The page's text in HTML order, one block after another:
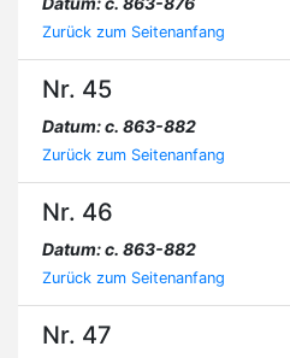
Zurück zum Seitenanfang
Nr. 45
Datum: c. 863-882
Zurück zum Seitenanfang
Nr. 46
Datum: c. 863-882
Zurück zum Seitenanfang
Nr. 47